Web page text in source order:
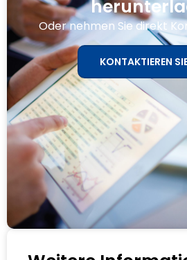
Oder nehmen Sie direkt
KONTAKTIEREN